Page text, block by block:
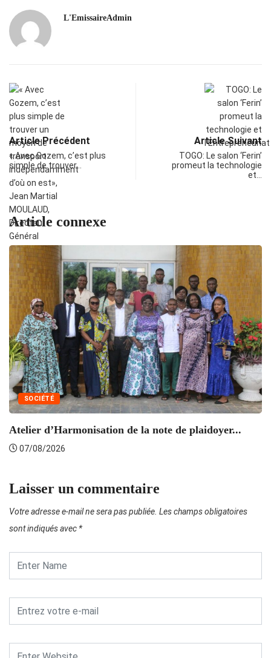
L'EmissaireAdmin
Article Précédent
« Avec Gozem, c’est plus
simple de trouver…
Article Suivant
TOGO: Le salon ‘Ferin’
promeut la technologie
et…
Article connexe
SOCIÉTÉ
Atelier d’Harmonisation de la note de plaidoyer...
07/08/2026
Laisser un commentaire
Votre adresse e-mail ne sera pas publiée. Les champs obligatoires
sont indiqués avec *